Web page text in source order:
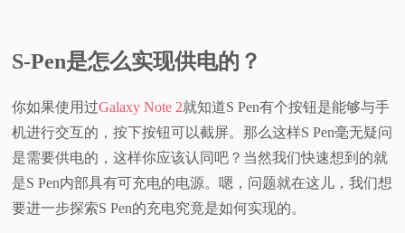
S-Pen是怎么实现供电的？
你如果使用过Galaxy Note 2就知道S Pen有个按钮是能够与手
机进行交互的，按下按钮可以截屏。那么这样S Pen毫无疑问
是需要供电的，这样你应该认同吧？当然我们快速想到的就
是S Pen内部具有可充电的电源。嗯，问题就在这儿，我们想
要进一步探索S Pen的充电究竟是如何实现的。